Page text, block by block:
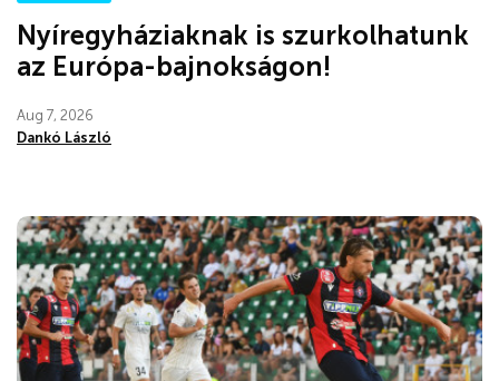
Nyíregyháziaknak is szurkolhatunk
az Európa-bajnokságon!
Aug 7, 2026
Dankó László